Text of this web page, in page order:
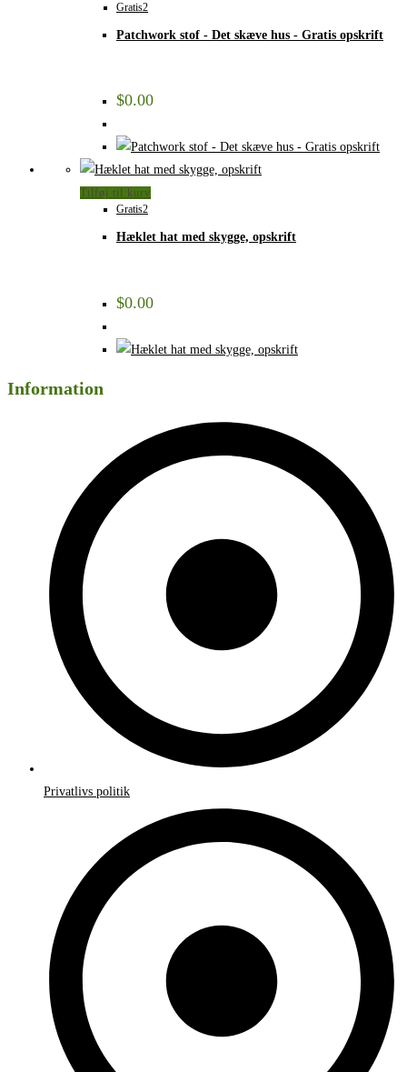
Gratis2
Patchwork stof​ - Det skæve hus - Gratis opskrift
$0.00
Tilføj til kurv
Gratis2
Hæklet hat med skygge, opskrift
$0.00
Information
Privatlivs politik